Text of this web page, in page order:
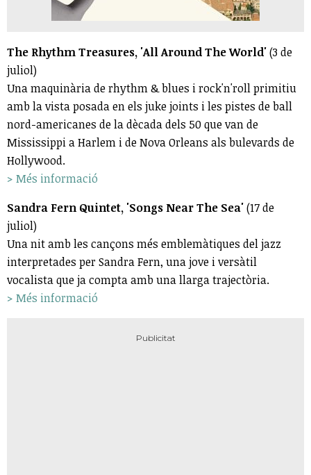
The Rhythm Treasures, 'All Around The World'(3 de
juliol)
Una maquinària de rhythm & blues i rock'n'roll primitiu
amb la vista posada en els juke joints i les pistes de ball
nord-americanes de la dècada dels 50 que van de
Mississippi a Harlem i de Nova Orleans als bulevards de
Hollywood.
> Més informació
Sandra Fern Quintet, 'Songs Near The Sea'(17 de
juliol)
Una nit amb les cançons més emblemàtiques del jazz
interpretades per Sandra Fern, una jove i versàtil
vocalista que ja compta amb una llarga trajectòria.
> Més informació